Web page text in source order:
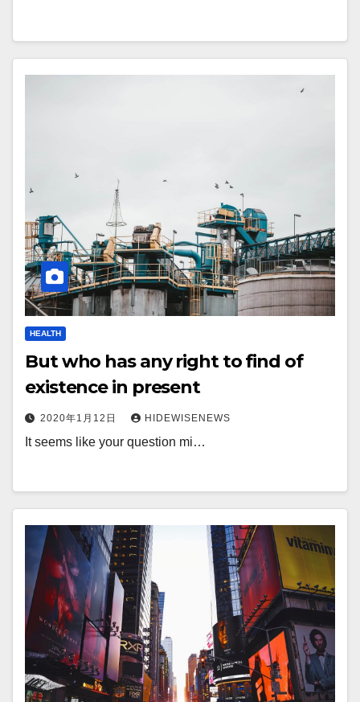
HEALTH
But who has any right to find of
existence in present
2020年1月12日 HIDEWISENEWS
It seems like your question mi…